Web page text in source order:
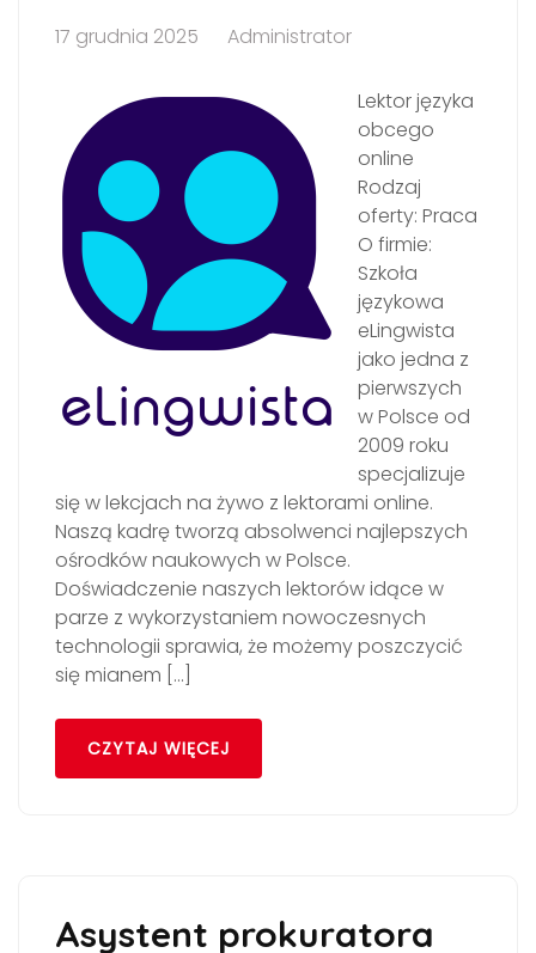
17 grudnia 2025 Administrator
Lektor języka
obcego
online
Rodzaj
oferty: Praca
O firmie:
Szkoła
językowa
eLingwista
jako jedna z
pierwszych
w Polsce od
2009 roku
specjalizuje
się w lekcjach na żywo z lektorami online.
Naszą kadrę tworzą absolwenci najlepszych
ośrodków naukowych w Polsce.
Doświadczenie naszych lektorów idące w
parze z wykorzystaniem nowoczesnych
technologii sprawia, że możemy poszczycić
się mianem […]
CZYTAJ WIĘCEJ
Asystent prokuratora